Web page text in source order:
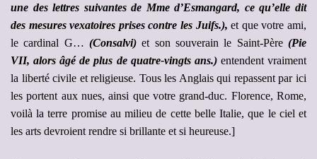
une des lettres suivantes de Mme d’Esmangard, ce qu’elle dit
des mesures vexatoires prises contre les Juifs.), et que votre ami,
le cardinal G… (Consalvi) et son souverain le Saint-Père (Pie
VII, alors âgé de plus de quatre-vingts ans.)entendent vraiment
la liberté civile et religieuse. Tous les Anglais qui repassent par ici
les portent aux nues, ainsi que votre grand-duc. Florence, Rome,
voilà la terre promise au milieu de cette belle Italie, que le ciel et
les arts devroient rendre si brillante et si heureuse.]